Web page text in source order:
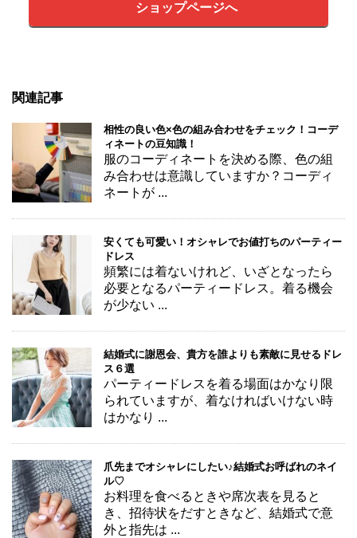
ショップページへ
関連記事
相性の良い色×色の組み合わせをチェック！コーデ
ィネートの豆知識！
服のコーディネートを決める際、色の組
み合わせは意識していますか？コーディ
ネートが ...
安くても可愛い！オシャレでお値打ちのパーティー
ドレス
頻繁には着ないけれど、いざとなったら
必要となるパーティードレス。着る機会
が少ない ...
結婚式に謝恩会、貴方を誰よりも素敵に見せるドレ
ス６選
パーティードレスを着る場面はかなり限
られていますが、着なければいけない時
はかなり ...
爪先までオシャレにしたい♪結婚式お呼ばれのネイ
ル♡
お料理を食べるときや席次表を見ると
き、招待状をだすときなど、結婚式で意
外と指先は ...